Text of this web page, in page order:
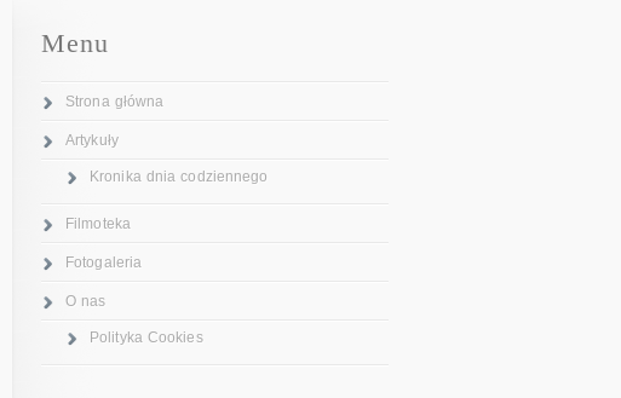
Menu
Strona główna
Artykuły
Kronika dnia codziennego
Filmoteka
Fotogaleria
O nas
Polityka Cookies